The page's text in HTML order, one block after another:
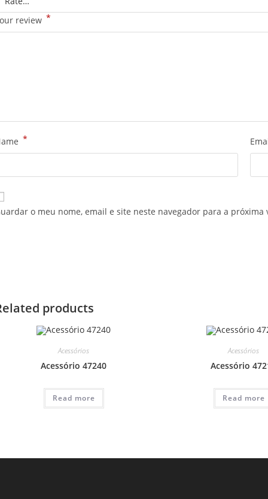
review *
*
o meu nome, email e site neste navegador para a próxima
products
Acessórios
Acessório 47240
Read more
Acessórios
Acessório
Read more